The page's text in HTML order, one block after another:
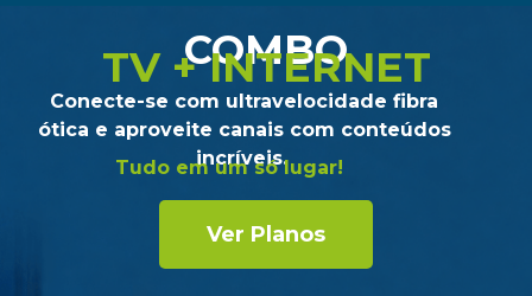
COMBO
TV + INTERNET
Conecte-se com ultravelocidade fibra
ótica e aproveite canais com conteúdos
incríveis.
Tudo em um só lugar!
Ver Planos